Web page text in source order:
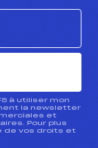
à utiliser mon
la newsletter
et
Pour plus
de vos droits et